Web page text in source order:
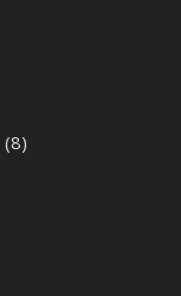
(8)